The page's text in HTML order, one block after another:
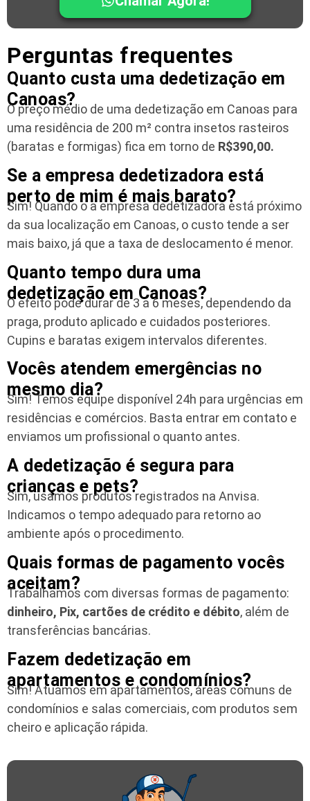
Perguntas frequentes
Quanto custa uma dedetização em
Canoas?
O preço médio de uma dedetização em Canoas para
uma residência de 200 m² contra insetos rasteiros
(baratas e formigas) fica em torno de R$390,00.
Se a empresa dedetizadora está
perto de mim é mais barato?
Sim! Quando o a empresa dedetizadora está próximo
da sua localização em Canoas, o custo tende a ser
mais baixo, já que a taxa de deslocamento é menor.
Quanto tempo dura uma
dedetização em Canoas?
O efeito pode durar de 3 a 6 meses, dependendo da
praga, produto aplicado e cuidados posteriores.
Cupins e baratas exigem intervalos diferentes.
Vocês atendem emergências no
mesmo dia?
Sim! Temos equipe disponível 24h para urgências em
residências e comércios. Basta entrar em contato e
enviamos um profissional o quanto antes.
A dedetização é segura para
crianças e pets?
Sim, usamos produtos registrados na Anvisa.
Indicamos o tempo adequado para retorno ao
ambiente após o procedimento.
Quais formas de pagamento vocês
aceitam?
Trabalhamos com diversas formas de pagamento:
dinheiro, Pix, cartões de crédito e débito, além de
transferências bancárias.
Fazem dedetização em
apartamentos e condomínios?
Sim! Atuamos em apartamentos, áreas comuns de
condomínios e salas comerciais, com produtos sem
cheiro e aplicação rápida.